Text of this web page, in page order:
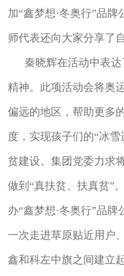
加“鑫梦想·冬奥行”品
师代表还向大家分享了
秦晓辉在活动中表
精神。此项活动会将奥
偏远的地区，帮助更多
度，实现孩子们的“冰
贫建设。集团党委力求
做到“真扶贫、扶真贫”
办“鑫梦想·冬奥行”品
一次走进草原贴近用户
鑫和科左中旗之间建立